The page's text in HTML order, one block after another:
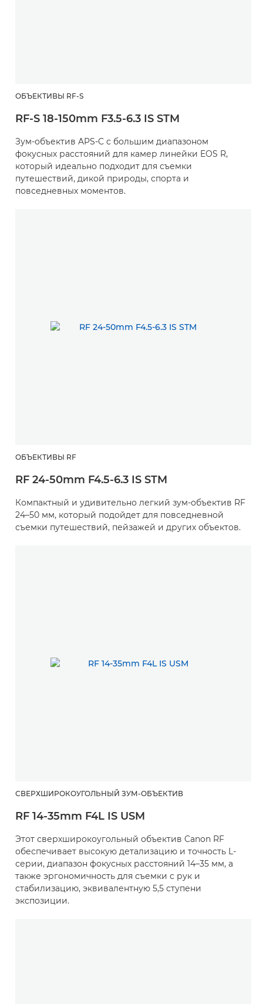
ОБЪЕКТИВЫ RF-S
RF-S 18-150mm F3.5-6.3 IS STM
Зум-объектив APS-C с большим диапазоном
фокусных расстояний для камер линейки EOS R,
который идеально подходит для съемки
путешествий, дикой природы, спорта и
повседневных моментов.
ОБЪЕКТИВЫ RF
RF 24-50mm F4.5-6.3 IS STM
Компактный и удивительно легкий зум-объектив RF
24–50 мм, который подойдет для повседневной
съемки путешествий, пейзажей и других объектов.
СВЕРХШИРОКОУГОЛЬНЫЙ ЗУМ-ОБЪЕКТИВ
RF 14-35mm F4L IS USM
Этот сверхширокоугольный объектив Canon RF
обеспечивает высокую детализацию и точность L-
серии, диапазон фокусных расстояний 14–35 мм, а
также эргономичность для съемки с рук и
стабилизацию, эквивалентную 5,5 ступени
экспозиции.